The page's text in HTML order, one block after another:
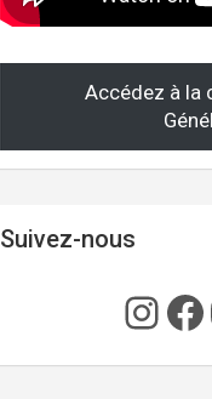
Accédez à la
Suivez-nous